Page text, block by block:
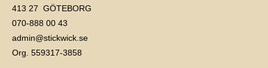
413 27 GÖTEBORG
070-888 00 43
admin@stickwick.se
Org. 559317-3858